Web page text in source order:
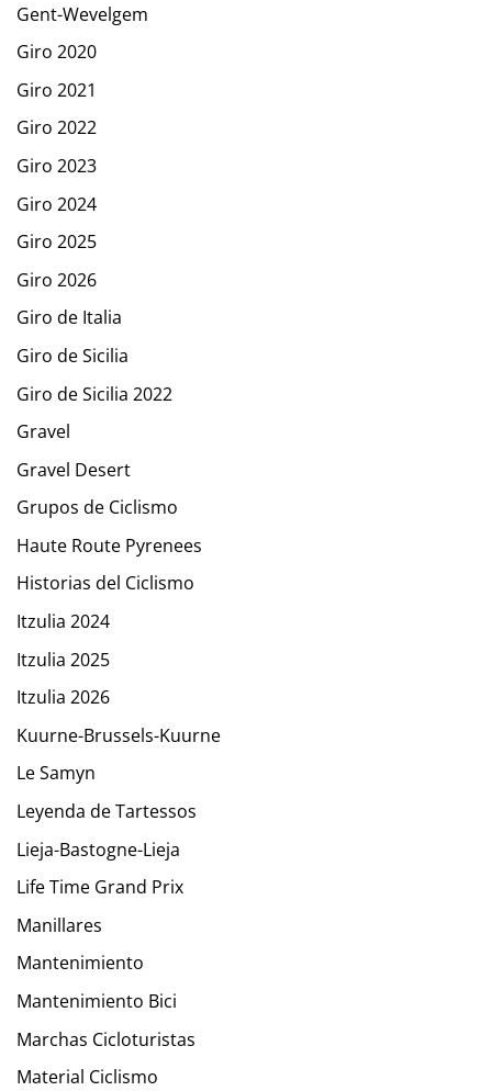
Gent-Wevelgem
Giro 2020
Giro 2021
Giro 2022
Giro 2023
Giro 2024
Giro 2025
Giro 2026
Giro de Italia
Giro de Sicilia
Giro de Sicilia 2022
Gravel
Gravel Desert
Grupos de Ciclismo
Haute Route Pyrenees
Historias del Ciclismo
Itzulia 2024
Itzulia 2025
Itzulia 2026
Kuurne-Brussels-Kuurne
Le Samyn
Leyenda de Tartessos
Lieja-Bastogne-Lieja
Life Time Grand Prix
Manillares
Mantenimiento
Mantenimiento Bici
Marchas Cicloturistas
Material Ciclismo